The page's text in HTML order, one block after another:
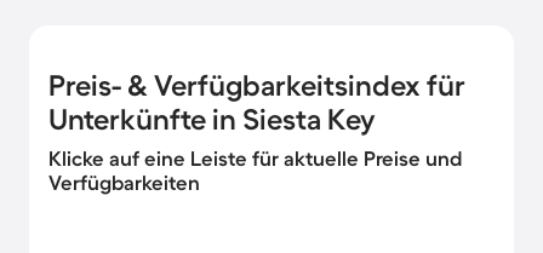
Preis- & Verfügbarkeitsindex für
Unterkünfte in Siesta Key
Klicke auf eine Leiste für aktuelle Preise und
Verfügbarkeiten